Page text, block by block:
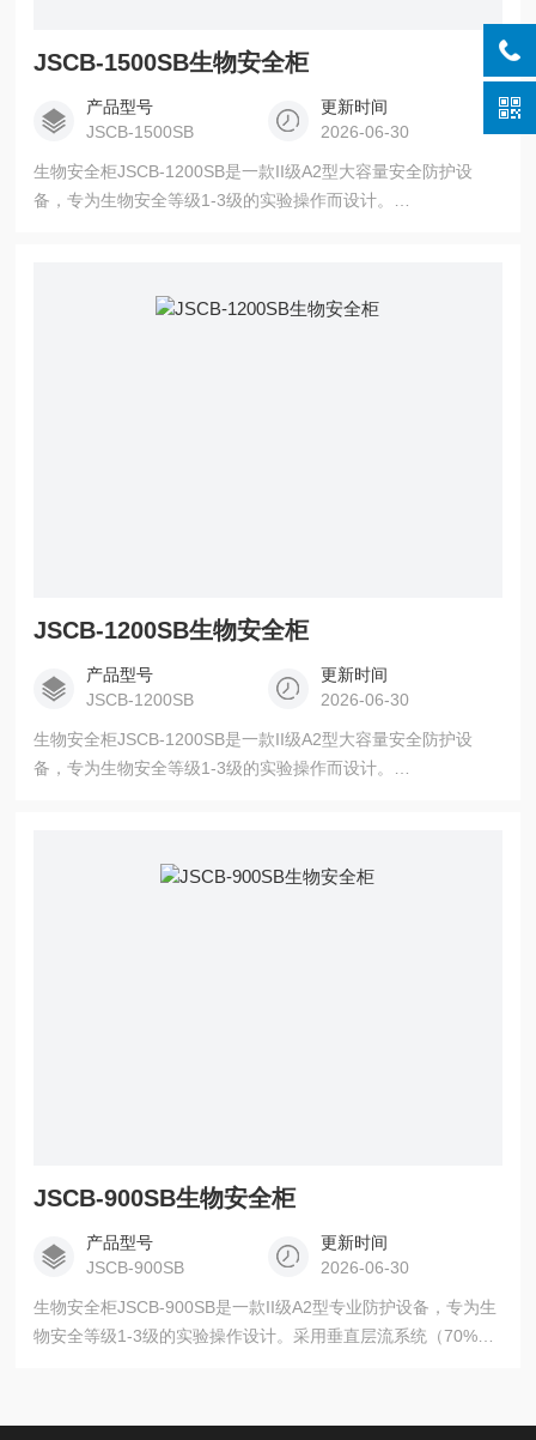
JSCB-1500SB生物安全柜
产品型号
JSCB-1500SB
更新时间
2026-06-30
生物安全柜JSCB-1200SB是一款II级A2型大容量安全防护设
备，专为生物安全等级1-3级的实验操作而设计。
和智能预清洗/后净化功能，确保实验环境洁净安全。是细胞培
JSCB-1200SB生物安全柜
产品型号
JSCB-1200SB
更新时间
2026-06-30
生物安全柜JSCB-1200SB是一款II级A2型大容量安全防护设
备，专为生物安全等级1-3级的实验操作而设计。
和智能预清洗/后净化功能，确保实验环境洁净安全。是细胞培
JSCB-900SB生物安全柜
产品型号
JSCB-900SB
更新时间
2026-06-30
生物安全柜JSCB-900SB是一款II级A2型专业防护设备，专为生
物安全等级1-3级的实验操作设计。采用垂直层流系统（70%内
830×550×585mm的工作空间配合3°倾斜人体工学前窗，提供